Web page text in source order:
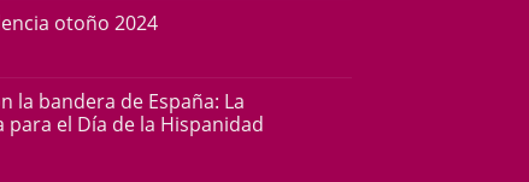
otoño 2024
la bandera de España: La
el Día de la Hispanidad